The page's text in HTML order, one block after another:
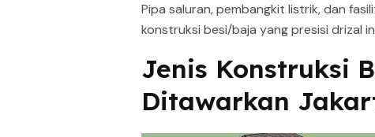
Pipa saluran, pembangkit listrik, dan
konstruksi besi/baja yang presisi drizal
Jenis Konstruksi
Ditawarkan